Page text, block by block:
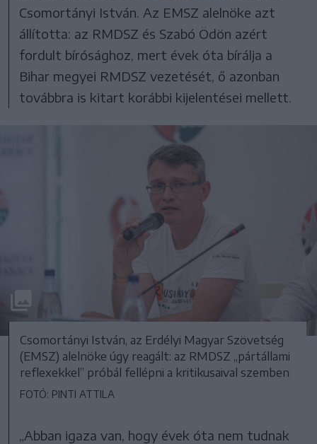
Csomortányi István. Az EMSZ alelnöke azt
állította: az RMDSZ és Szabó Ödön azért
fordult bírósághoz, mert évek óta bírálja a
Bihar megyei RMDSZ vezetését, ő azonban
továbbra is kitart korábbi kijelentései mellett.
Csomortányi István, az Erdélyi Magyar Szövetség
(EMSZ) alelnöke úgy reagált: az RMDSZ „pártállami
reflexekkel” próbál fellépni a kritikusaival szemben
FOTÓ: PINTI ATTILA
„Abban igaza van, hogy évek óta nem tudnak